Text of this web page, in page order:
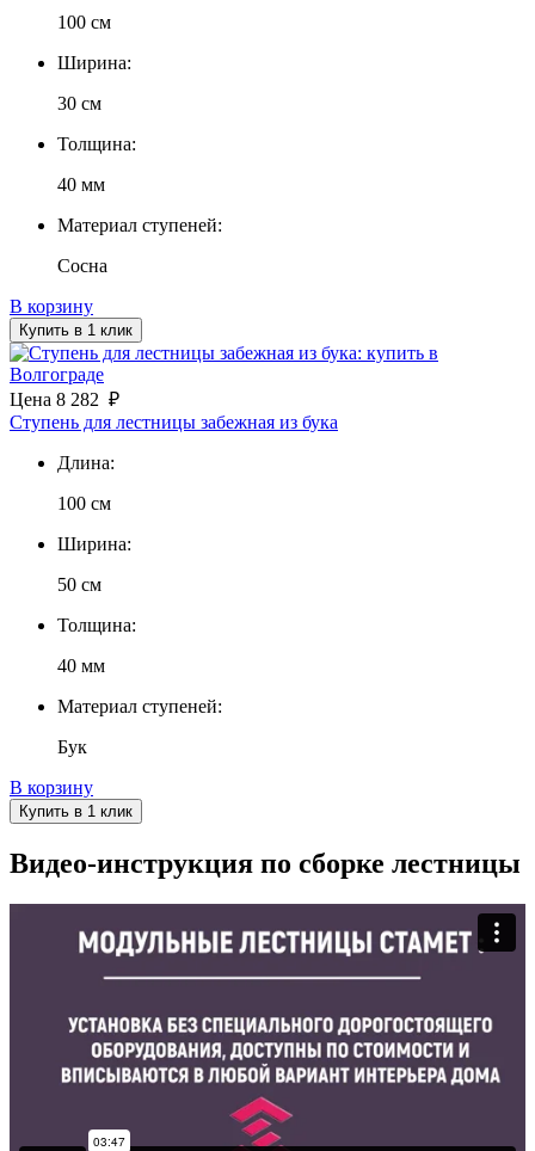
100 см
Ширина:
30 см
Толщина:
40 мм
Материал ступеней:
Сосна
В корзину
Купить в 1 клик
Цена 8 282 ₽
Ступень для лестницы забежная из бука
Длина:
100 см
Ширина:
50 см
Толщина:
40 мм
Материал ступеней:
Бук
В корзину
Купить в 1 клик
Видео-инструкция по сборке лестницы